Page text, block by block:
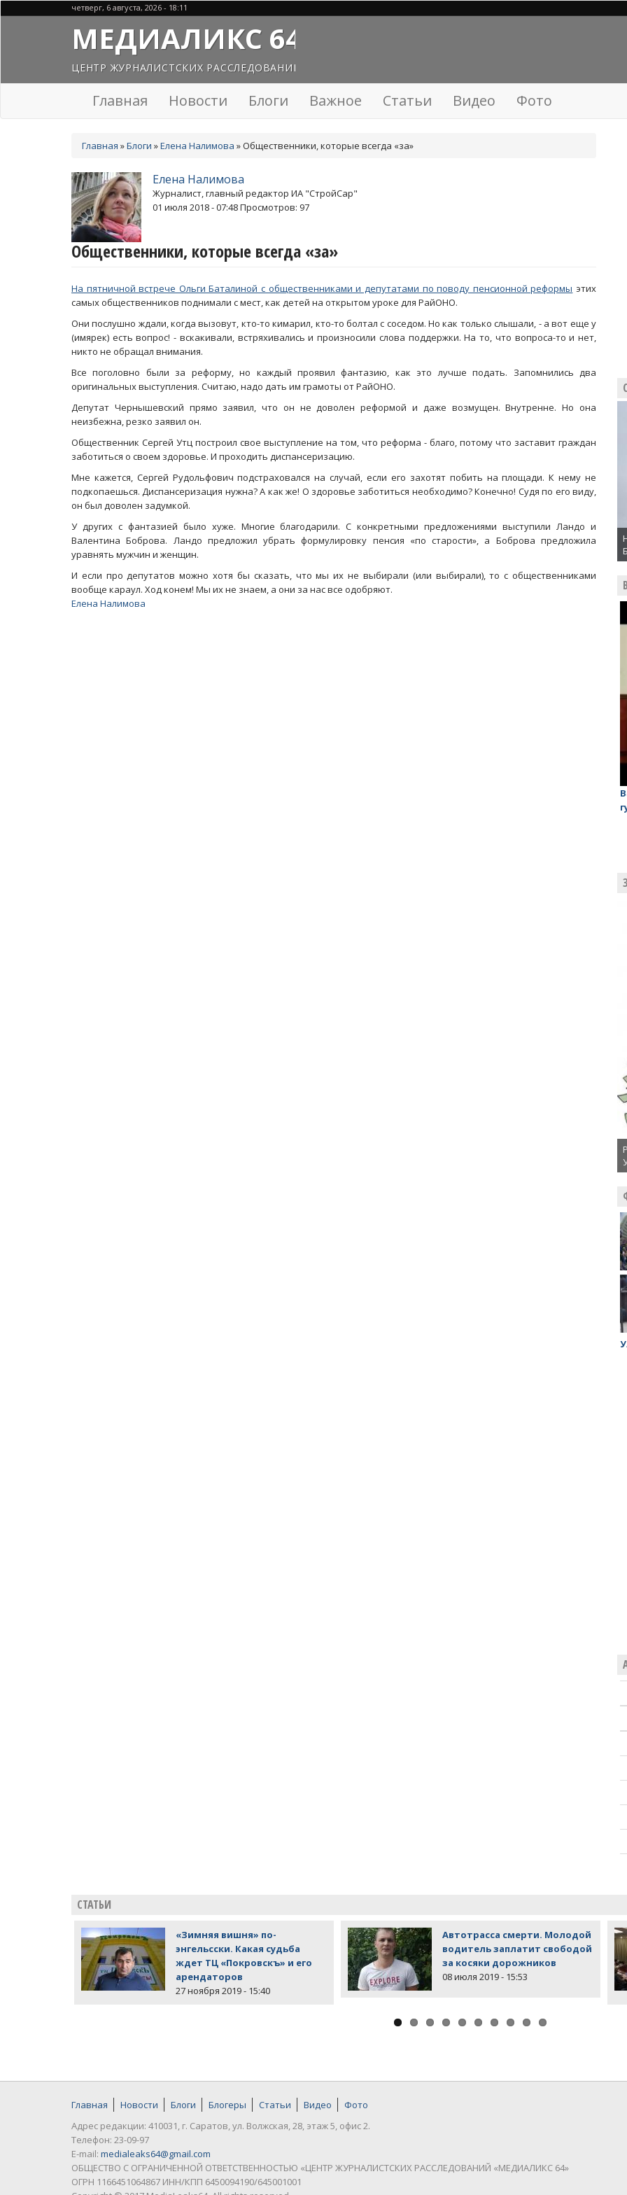
четверг, 6 августа, 2026 - 18:11
МЕДИАЛИКС 64
ЦЕНТР ЖУРНАЛИСТСКИХ РАССЛЕДОВАНИЙ
Главная Новости Блоги Важное Статьи Видео Фото
здесь
Главная »Блоги »Елена Налимова »Общественники, которые всегда «за»
Елена Налимова
Журналист, главный редактор ИА "СтройСар"
01 июля 2018 - 07:48Просмотров: 97
Общественники, которые всегда «за»
На пятничной встрече Ольги Баталиной с общественниками и депутатами по поводу пенсионной реформы этих
самых общественников поднимали с мест, как детей на открытом уроке для РайОНО.
Они послушно ждали, когда вызовут, кто-то кимарил, кто-то болтал с соседом. Но как только слышали, - а вот еще у
(имярек) есть вопрос! - вскакивали, встряхивались и произносили слова поддержки. На то, что вопроса-то и нет,
никто не обращал внимания.
Все поголовно были за реформу, но каждый проявил фантазию, как это лучше подать. Запомнились два
оригинальных выступления. Считаю, надо дать им грамоты от РайОНО.
Депутат Чернышевский прямо заявил, что он не доволен реформой и даже возмущен. Внутренне. Но она
неизбежна, резко заявил он.
Общественник Сергей Утц построил свое выступление на том, что реформа - благо, потому что заставит граждан
заботиться о своем здоровье. И проходить диспансеризацию.
Мне кажется, Сергей Рудольфович подстраховался на случай, если его захотят побить на площади. К нему не
подкопаешься. Диспансеризация нужна? А как же! О здоровье заботиться необходимо? Конечно! Судя по его виду,
он был доволен задумкой.
У других с фантазией было хуже. Многие благодарили. С конкретными предложениями выступили Ландо и
Валентина Боброва. Ландо предложил убрать формулировку пенсия «по старости», а Боброва предложила
уравнять мужчин и женщин.
И если про депутатов можно хотя бы сказать, что мы их не выбирали (или выбирали), то с общественниками
вообще караул. Ход конем! Мы их не знаем, а они за нас все одобряют.
Елена Налимова
СТАТЬИ
«Зимняя вишня» по-
энгельсски. Какая судьба
ждет ТЦ «Покровскъ» и его
арендаторов
27 ноября 2019 - 15:40
Автотрасса смерти. Молодой
водитель заплатит свободой
за косяки дорожников
08 июля 2019 - 15:53
Главная Новости Блоги Блогеры Статьи Видео
Фото
Адрес редакции: 410031, г. Саратов, ул. Волжская, 28, этаж 5, офис 2.
Телефон: 23-09-97
E-mail: medialeaks64@gmail.com
ОБЩЕСТВО С ОГРАНИЧЕННОЙ ОТВЕТСТВЕННОСТЬЮ «ЦЕНТР ЖУРНАЛИСТСКИХ РАССЛЕДОВАНИЙ «МЕДИАЛИКС 64»
ОГРН 1166451064867 ИНН/КПП 6450094190/645001001